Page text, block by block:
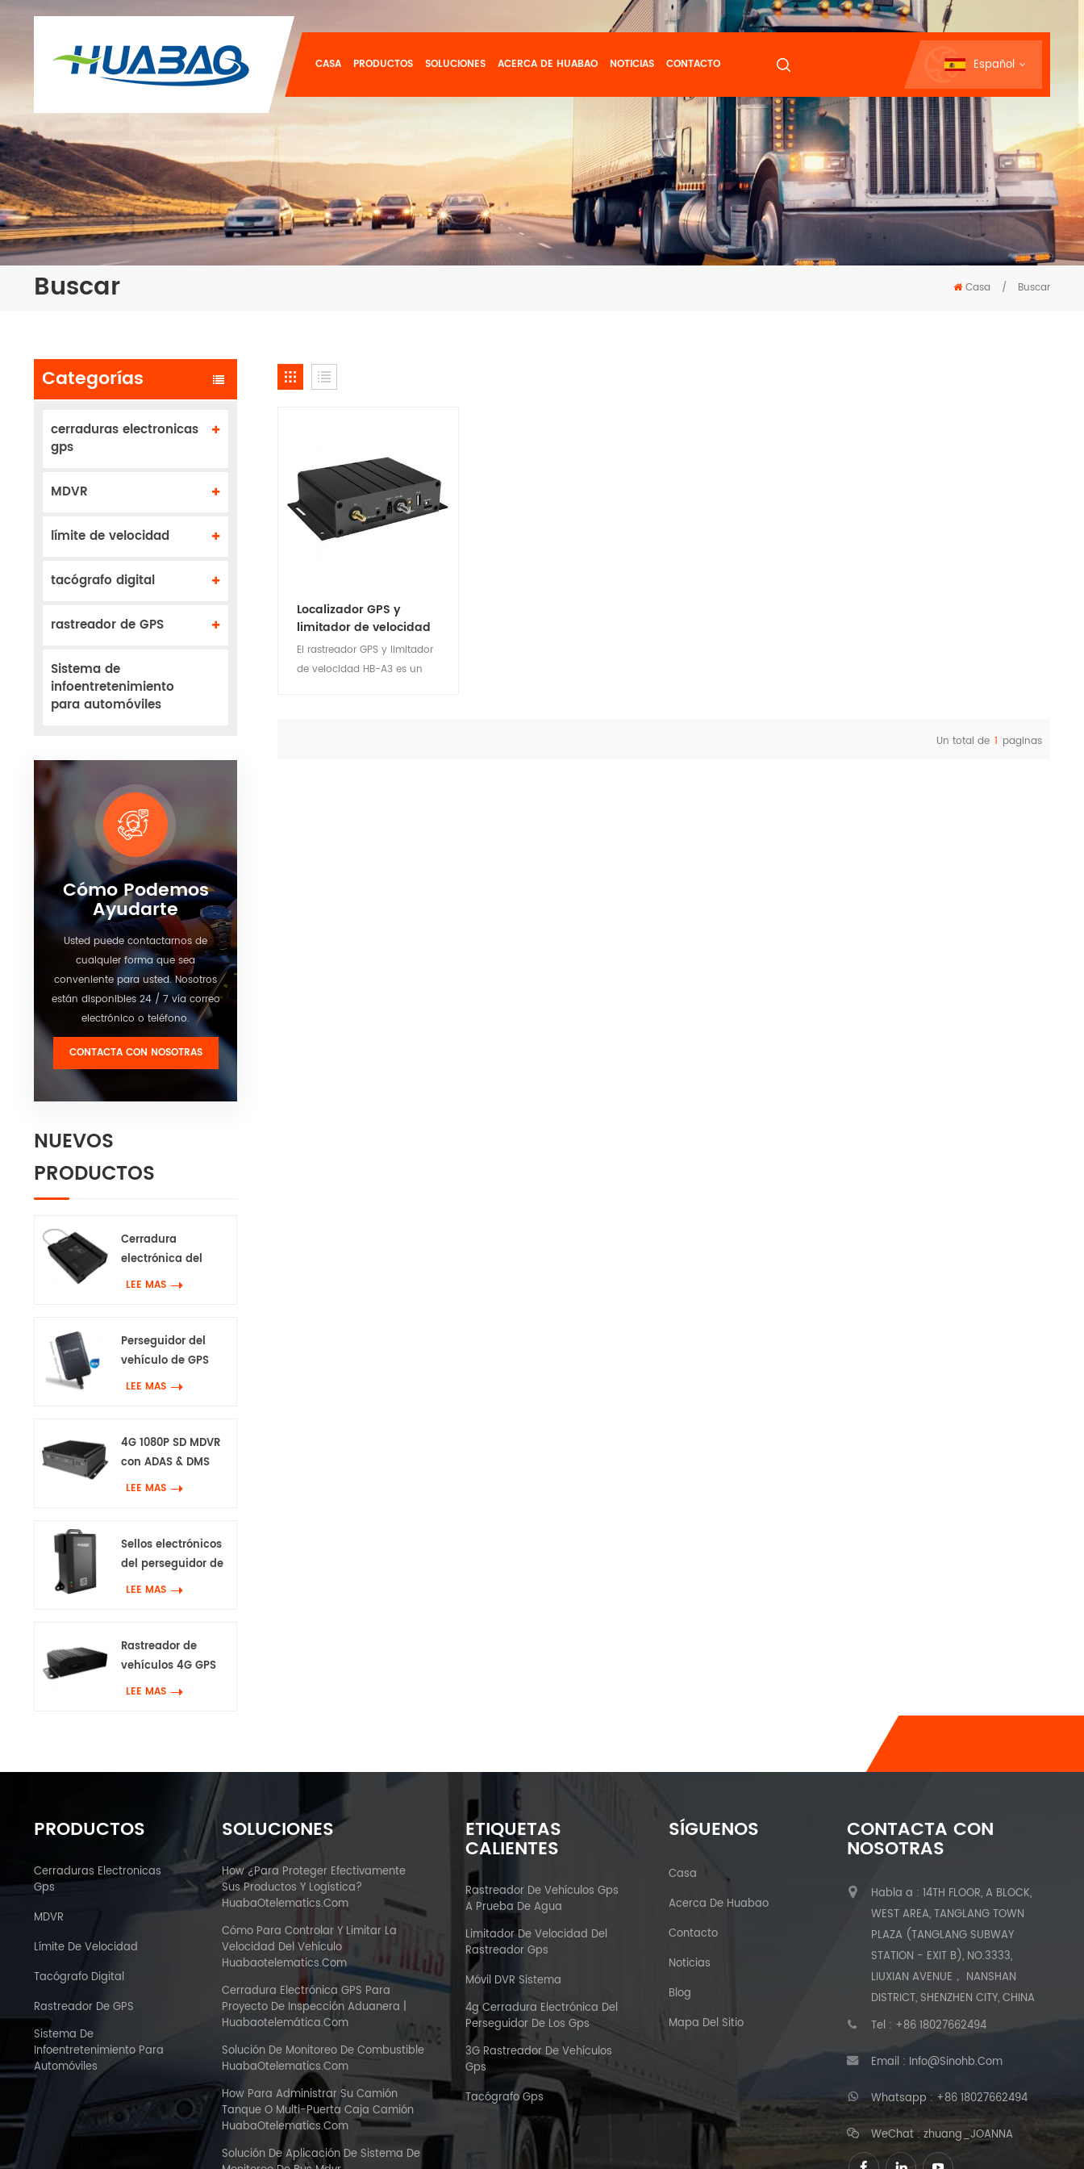
CASA PRODUCTOS SOLUCIONES ACERCA DE HUABAO NOTICIAS CONTACTO Español
Buscar Casa / Buscar
Categorías
cerraduras electronicas
gps
MDVR
límite de velocidad
tacógrafo digital
rastreador de GPS
Sistema de
infoentretenimiento
para automóviles
Cómo Podemos
Ayudarte
Usted puede contactarnos de
cualquier forma que sea
conveniente para usted. Nosotros
están disponibles 24 / 7 vía correo
electrónico o teléfono.
CONTACTA CON NOSOTRAS
NUEVOS
PRODUCTOS
Cerradura
electrónica del
perseguidor de 4G
LEE MAS
Perseguidor del
vehículo de GPS
impermeable 4G
LEE MAS
4G 1080P SD MDVR
con ADAS & DMS
LEE MAS
Sellos electrónicos
del perseguidor de
GPS 4G
LEE MAS
Rastreador de
vehículos 4G GPS
con Canbus & Wifi
LEE MAS
Localizador GPS y
limitador de velocidad
El rastreador GPS y limitador
de velocidad HB-A3 es un
Un total de 1 paginas
PRODUCTOS
Cerraduras Electronicas
Gps
MDVR
Límite De Velocidad
Tacógrafo Digital
Rastreador De GPS
Sistema De
Infoentretenimiento Para
Automóviles
SOLUCIONES
How ¿Para Proteger Efectivamente
Sus Productos Y Logística?
HuabaOtelematics.com
Cómo Para Controlar Y Limitar La
Velocidad Del Vehículo
Huabaotelematics.com
Cerradura Electrónica GPS Para
Proyecto De Inspección Aduanera |
Huabaotelemática.com
Solución De Monitoreo De Combustible
HuabaOtelematics.com
How Para Administrar Su Camión
Tanque O Multi-Puerta Caja Camión
HuabaOtelematics.com
Solución De Aplicación De Sistema De
ETIQUETAS
CALIENTES
Rastreador De Vehículos Gps
A Prueba De Agua
Limitador De Velocidad Del
Rastreador Gps
Móvil DVR Sistema
4g Cerradura Electrónica Del
Perseguidor De Los Gps
3G Rastreador De Vehículos
Gps
Tacógrafo Gps
SÍGUENOS
Casa
Acerca De Huabao
Contacto
Noticias
Blog
Mapa Del Sitio
CONTACTA CON
NOSOTRAS
Habla a : 14TH FLOOR, A BLOCK,
WEST AREA, TANGLANG TOWN
PLAZA (TANGLANG SUBWAY
STATION - EXIT B), NO.3333,
LIUXIAN AVENUE， NANSHAN
DISTRICT, SHENZHEN CITY, CHINA
Tel : +86 18027662494
Email : Info@sinohb.com
Whatsapp : +86 18027662494
WeChat : zhuang_JOANNA